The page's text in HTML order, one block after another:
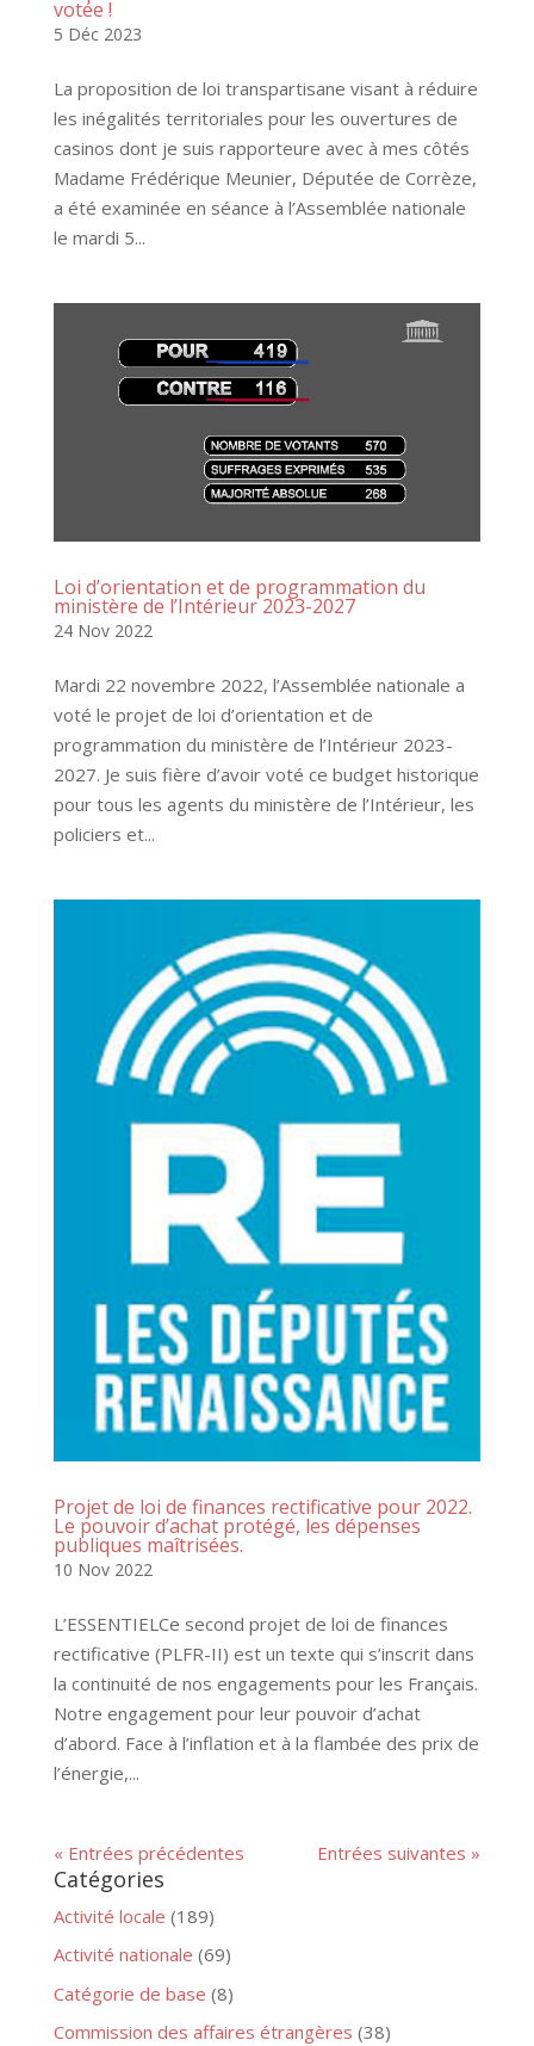
votée !
5 Déc 2023
La proposition de loi transpartisane visant à réduire
les inégalités territoriales pour les ouvertures de
casinos dont je suis rapporteure avec à mes côtés
Madame Frédérique Meunier, Députée de Corrèze,
a été examinée en séance à l’Assemblée nationale
le mardi 5...
Loi d’orientation et de programmation du
ministère de l’Intérieur 2023-2027
24 Nov 2022
Mardi 22 novembre 2022, l’Assemblée nationale a
voté le projet de loi d’orientation et de
programmation du ministère de l’Intérieur 2023-
2027. Je suis fière d’avoir voté ce budget historique
pour tous les agents du ministère de l’Intérieur, les
policiers et...
Projet de loi de finances rectificative pour 2022.
Le pouvoir d’achat protégé, les dépenses
publiques maîtrisées.
10 Nov 2022
L’ESSENTIELCe second projet de loi de finances
rectificative (PLFR-II) est un texte qui s’inscrit dans
la continuité de nos engagements pour les Français.
Notre engagement pour leur pouvoir d’achat
d’abord. Face à l’inflation et à la flambée des prix de
l’énergie,...
« Entrées précédentes Entrées suivantes »
Catégories
Activité locale (189)
Activité nationale (69)
Catégorie de base (8)
Commission des affaires étrangères (38)